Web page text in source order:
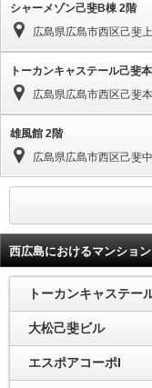
シャーメゾン己斐B棟 2階
広島県広島市西区己斐
トーカンキャステール己斐
広島県広島市西区己斐
雄風館 2階
広島県広島市西区己斐
西広島におけるマンショ
トーカンキャステー
大松己斐ビル
エスポアコーポI